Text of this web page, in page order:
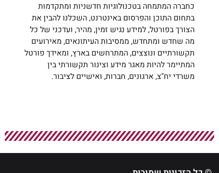
כחברה המתמחה בטכנולוגיות חדשניות ומתקדמות
בתחום התוכן והפרסום באינטרנט, השכלנו להבין את
הצורך בפורטל, למידע נגיש זמין, מהיר, ועדכני של כל
מה שחדש ומתחדש, ממסיבות העיתונאים, מאירועים
תקשורתיים ונוצצים, המתרחשים בארץ, ומאידך פורטל
המתיימר להיות מאגר מידע וצינור תקשורתי בין
משרדי יח"צ, ארגונים, חברות, ואישיים לציבור.